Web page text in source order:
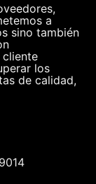
a
sino también
los
de calidad,